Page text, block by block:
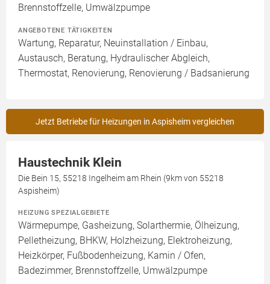
Brennstoffzelle, Umwälzpumpe
ANGEBOTENE TÄTIGKEITEN
Wartung, Reparatur, Neuinstallation / Einbau,
Austausch, Beratung, Hydraulischer Abgleich,
Thermostat, Renovierung, Renovierung / Badsanierung
Jetzt Betriebe für Heizungen in Aspisheim vergleichen
Haustechnik Klein
Die Bein 15, 55218 Ingelheim am Rhein (9km von 55218
Aspisheim)
HEIZUNG SPEZIALGEBIETE
Wärmepumpe, Gasheizung, Solarthermie, Ölheizung,
Pelletheizung, BHKW, Holzheizung, Elektroheizung,
Heizkörper, Fußbodenheizung, Kamin / Ofen,
Badezimmer, Brennstoffzelle, Umwälzpumpe